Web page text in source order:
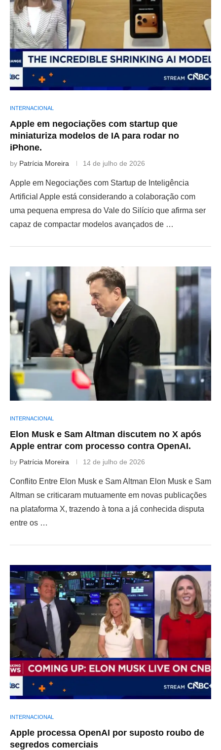
INTERNACIONAL
Apple em negociações com startup que
miniaturiza modelos de IA para rodar no
iPhone.
by Patrícia Moreira 14 de julho de 2026
Apple em Negociações com Startup de Inteligência
Artificial Apple está considerando a colaboração com
uma pequena empresa do Vale do Silício que afirma ser
capaz de compactar modelos avançados de …
INTERNACIONAL
Elon Musk e Sam Altman discutem no X após
Apple entrar com processo contra OpenAI.
by Patrícia Moreira 12 de julho de 2026
Conflito Entre Elon Musk e Sam Altman Elon Musk e Sam
Altman se criticaram mutuamente em novas publicações
na plataforma X, trazendo à tona a já conhecida disputa
entre os …
INTERNACIONAL
Apple processa OpenAI por suposto roubo de
segredos comerciais